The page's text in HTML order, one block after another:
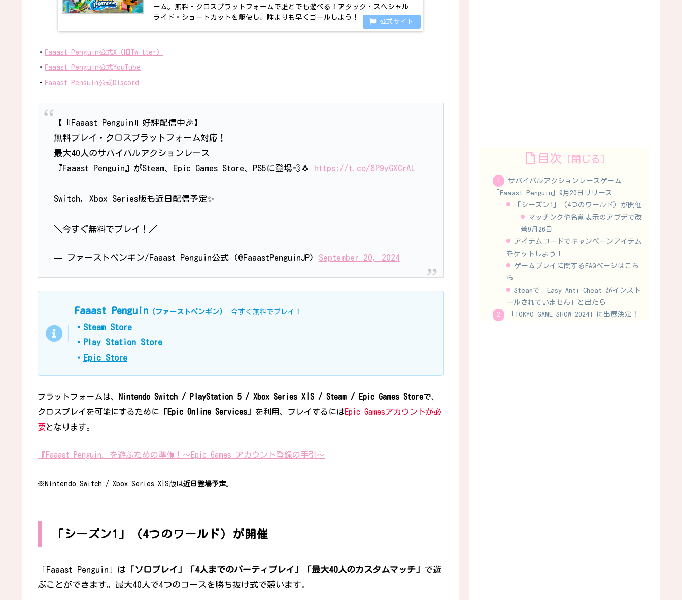
ーム。無料・クロスプラットフォームで誰とでも遊べる！アタック・スペシャル
ライド・ショートカットを駆使し、誰よりも早くゴールしよう！
・ Faaast Penguin公式X（旧Twitter）
・ Faaast Penguin公式YouTube
・ Faaast Pensuin公式Discord
【『Faaast Penguin』好評配信中🎉】
無料プレイ・クロスプラットフォーム対応！
最大40人のサバイバルアクションレース
『Faaast Penguin』がSteam、Epic Games Store、PS5に登場💨🐧
https://t.co/8P9yGXCrAL
Switch, Xbox Series版も近日配信予定✨
＼今すぐ無料でプレイ！／
— ファーストペンギン/Faaast Penguin公式 (@FaaastPenguinJP) September 20, 2024
Faaast Penguin （ファーストペンギン） 今すぐ無料でプレイ！
・ Steam Store
・ Play Station Store
・ Epic Store
プラットフォームは、 Nintendo Switch / PlayStation 5 / Xbox Series X|S / Steam / Epic Games Storeで、
クロスプレイを可能にするために 「Epic Online Services」 を利用、プレイするにはEpic Gamesアカウントが必
要となります。
『Faaast Penguin』を遊ぶための準備！～Epic Games アカウント登録の手引～
※Nintendo Switch / Xbox Series X|S版は近日登場予定。
「シーズン1」（4つのワールド）が開催
「Faaast Penguin」は 「ソロプレイ」「4人までのパーティプレイ」「最大40人のカスタムマッチ」 で遊
ぶことができます。最大40人で4つのコースを勝ち抜け式で競います。
目次
サバイバルアクションレースゲーム
「Faaast Penguin」9月20日リリース
「シーズン1」（4つのワールド）が開催
マッチングや名前表示のアプデで改
善9月26日
アイテムコードでキャンペーンアイテム
をゲットしよう！
ゲームプレイに関するFAQページはこち
ら
Steamで「Easy Anti-Cheat がインスト
ールされていません」と出たら
「TOKYO GAME SHOW 2024」に出展決定！